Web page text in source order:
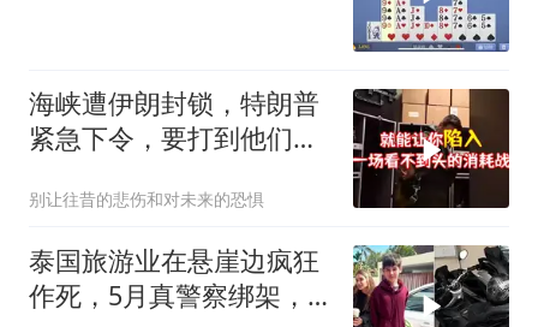
海峡遭伊朗封锁，特朗普
紧急下令，要打到他们承
别让往昔的悲伤和对未来的恐惧
泰国旅游业在悬崖边疯狂
作死，5月真警察绑架，7